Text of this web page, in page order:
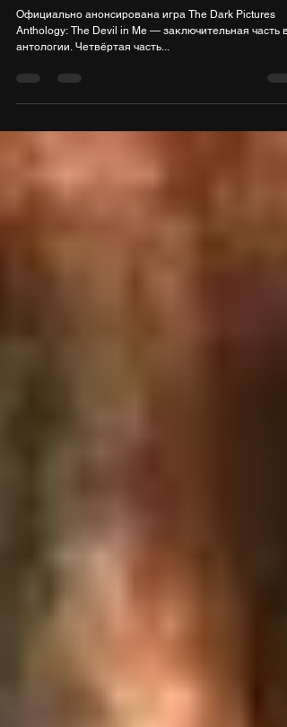
Состоялся официальный анонс The
Dark Pictures: The Devil In Me
Официально анонсирована игра The Dark Pictures
антологии. Четвёртая часть...